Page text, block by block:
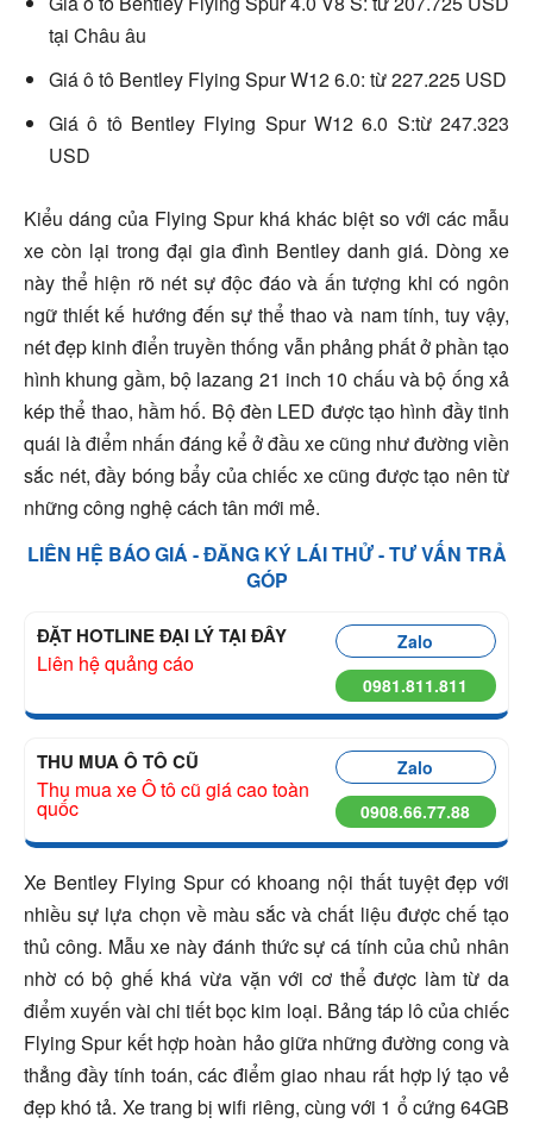
tại Châu âu
Giá ô tô Bentley Flying Spur W12 6.0: từ 227.225 USD
Giá ô tô Bentley Flying Spur W12 6.0 S:từ 247.323
USD
Kiểu dáng của Flying Spur khá khác biệt so với các mẫu
xe còn lại trong đại gia đình Bentley danh giá. Dòng xe
này thể hiện rõ nét sự độc đáo và ấn tượng khi có ngôn
ngữ thiết kế hướng đến sự thể thao và nam tính, tuy vậy,
nét đẹp kinh điển truyền thống vẫn phảng phất ở phần tạo
hình khung gầm, bộ lazang 21 inch 10 chấu và bộ ống xả
kép thể thao, hầm hố. Bộ đèn LED được tạo hình đầy tinh
quái là điểm nhấn đáng kể ở đầu xe cũng như đường viền
sắc nét, đầy bóng bẩy của chiếc xe cũng được tạo nên từ
những công nghệ cách tân mới mẻ.
LIÊN HỆ BÁO GIÁ - ĐĂNG KÝ LÁI THỬ - TƯ VẤN TRẢ
GÓP
ĐẶT HOTLINE ĐẠI LÝ TẠI ĐÂY
Liên hệ quảng cáo
Zalo
0981.811.811
THU MUA Ô TÔ CŨ
Thu mua xe Ô tô cũ giá cao toàn
quốc
Zalo
0908.66.77.88
Xe Bentley Flying Spur có khoang nội thất tuyệt đẹp với
nhiều sự lựa chọn về màu sắc và chất liệu được chế tạo
thủ công. Mẫu xe này đánh thức sự cá tính của chủ nhân
nhờ có bộ ghế khá vừa vặn với cơ thể được làm từ da
điểm xuyến vài chi tiết bọc kim loại. Bảng táp lô của chiếc
Flying Spur kết hợp hoàn hảo giữa những đường cong và
thẳng đầy tính toán, các điểm giao nhau rất hợp lý tạo vẻ
đẹp khó tả. Xe trang bị wifi riêng, cùng với 1 ổ cứng 64GB